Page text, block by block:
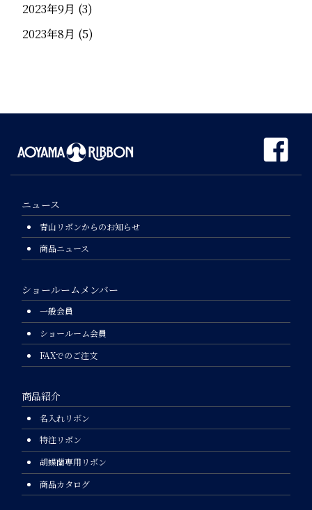
2023年9月 (3)
2023年8月 (5)
ニュース
青山リボンからのお知らせ
商品ニュース
ショールームメンバー
一般会員
ショールーム会員
FAXでのご注文
商品紹介
名入れリボン
特注リボン
胡蝶蘭専用リボン
商品カタログ